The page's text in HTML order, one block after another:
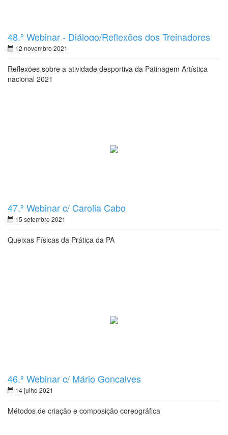
48.º Webinar - Diálogo/Reflexões dos Treinadores
12 novembro 2021
Reflexões sobre a atividade desportiva da Patinagem Artística
nacional 2021
47.º Webinar c/ Carolia Cabo
15 setembro 2021
Queixas Físicas da Prática da PA
46.º Webinar c/ Mário Gonçalves
14 julho 2021
Métodos de criação e composição coreográfica